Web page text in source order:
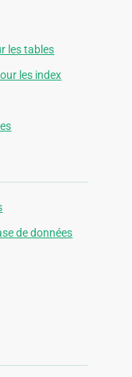
les tables
les index
de données